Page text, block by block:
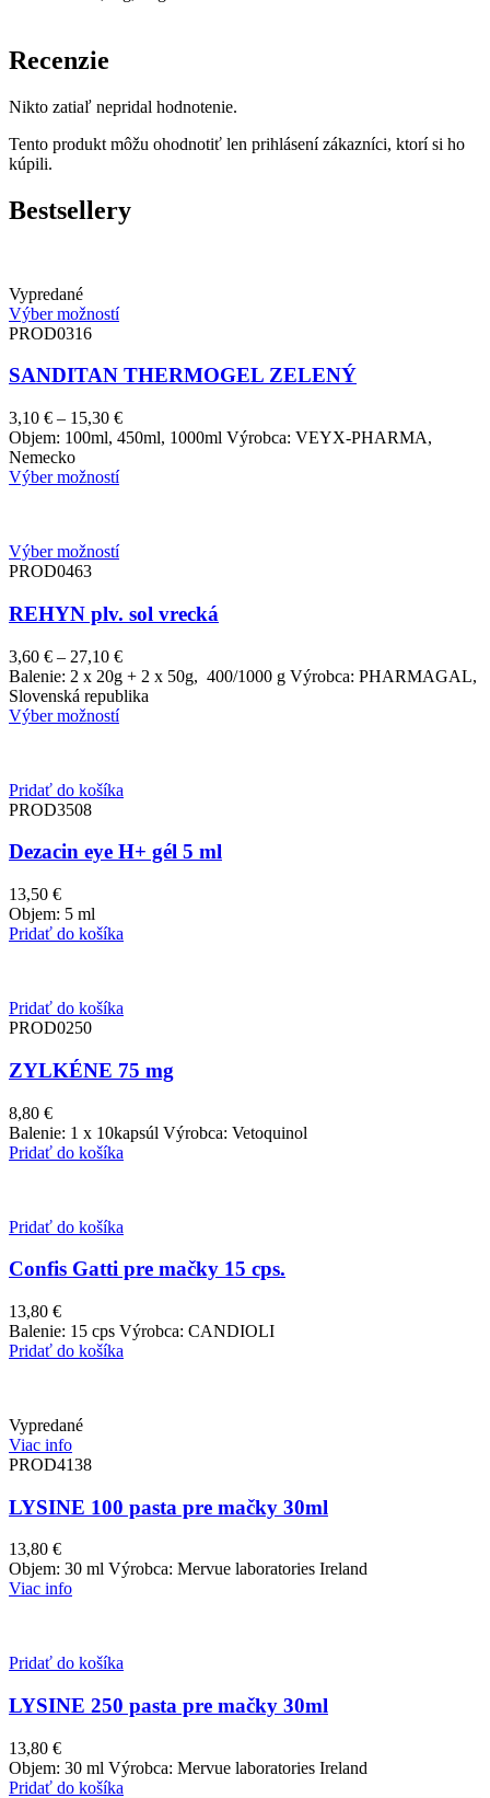
Recenzie
Nikto zatiaľ nepridal hodnotenie.
Tento produkt môžu ohodnotiť len prihlásení zákazníci, ktorí si ho
kúpili.
Bestsellery
Vypredané
Výber možností
PROD0316
SANDITAN THERMOGEL ZELENÝ
3,10 € – 15,30 €Price
range:
Objem: 100ml, 450ml, 1000ml Výrobca: VEYX-PHARMA,
Nemecko
Výber možností
Výber možností
PROD0463
REHYN plv. sol vrecká
3,60 € – 27,10 €Price
range:
3,60 €
Balenie: 2 x 20g + 2 x 50g, 400/1000 g Výrobca: PHARMAGAL,
Slovenská republika
Výber možností
Pridať do košíka
PROD3508
Dezacin eye H+ gél 5 ml
13,50 €
Objem: 5 ml
Pridať do košíka
Pridať do košíka
PROD0250
ZYLKÉNE 75 mg
8,80 €
Balenie: 1 x 10kapsúl Výrobca: Vetoquinol
Pridať do košíka
Pridať do košíka
Confis Gatti pre mačky 15 cps.
13,80 €
Balenie: 15 cps Výrobca: CANDIOLI
Pridať do košíka
Vypredané
Viac info
PROD4138
LYSINE 100 pasta pre mačky 30ml
13,80 €
Objem: 30 ml Výrobca: Mervue laboratories Ireland
Viac info
Pridať do košíka
LYSINE 250 pasta pre mačky 30ml
13,80 €
Objem: 30 ml Výrobca: Mervue laboratories Ireland
Pridať do košíka